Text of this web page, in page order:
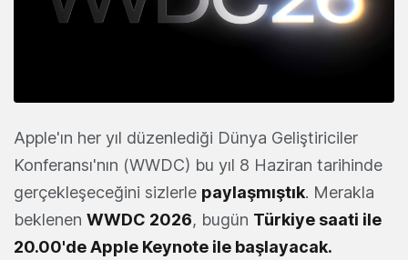
Apple'ın her yıl düzenlediği Dünya Geliştiriciler
Konferansı'nın (WWDC) bu yıl 8 Haziran tarihinde
gerçekleşeceğini sizlerle paylaşmıştık. Merakla
beklenen WWDC 2026, bugün Türkiye saati ile
20.00'de Apple Keynote ile başlayacak.